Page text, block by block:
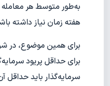
به‌طور متوسط هر
هفته زمان نیاز داشته
برای همین موضوع، در
برای حداقل پریود
سرمایه‌گذار باید حداقل